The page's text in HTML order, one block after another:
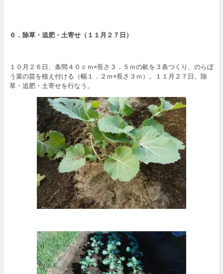
６．除草・追肥・土寄せ（１１月２７日）
１０月２６日、条間４０ｃｍ×長さ３．５ｍの畝を３条つくり、のらぼ
う菜の苗を植え付ける（幅１．２ｍ×長さ３ｍ）。１１月２７日、除
草・追肥・土寄せを行なう。